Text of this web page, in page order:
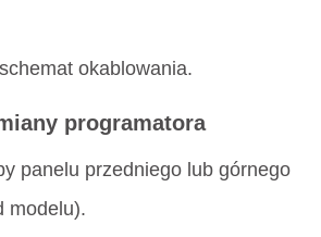
okablowania.
programatora
panelu przedniego lub górnego
modelu).